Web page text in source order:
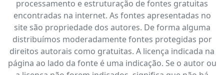
processamento e estruturação de fontes gratuitas
encontradas na internet. As fontes apresentadas no
site são propriedade dos autores. De forma alguma
distribuímos moderadamente fontes protegidas por
direitos autorais como gratuitas. A licença indicada na
página ao lado da fonte é uma indicação. Se o autor ou